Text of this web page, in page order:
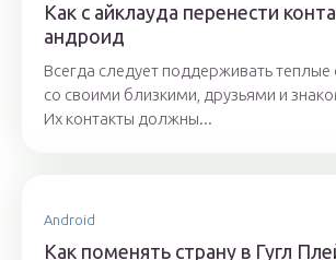
Как с айклауда перенести
андроид
Всегда следует поддерживать
со своими близкими, друзьями и
Их контакты должны...
Android
Как поменять страну в Гугл